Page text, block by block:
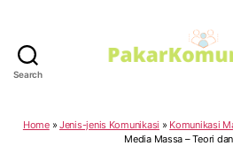
Search
Home» Jenis-jenis Komunikasi » Komunikasi
Media Massa – Teori